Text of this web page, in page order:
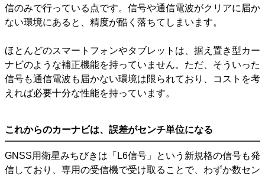
信のみで行っている点です。信号や通信電波がクリアに届か
ない環境にあると、精度が酷く落ちてしまいます。
ほとんどのスマートフォンやタブレットは、据え置き型カー
ナビのような補正機能を持っていません。ただ、そういった
信号も通信電波も届かない環境は限られており、コストを考
えれば必要十分な性能を持っています。
これからのカーナビは、誤差がセンチ単位になる
GNSS用衛星みちびきは「L6信号」という新規格の信号も発
信しており、専用の受信機で受け取ることで、わずか数セン